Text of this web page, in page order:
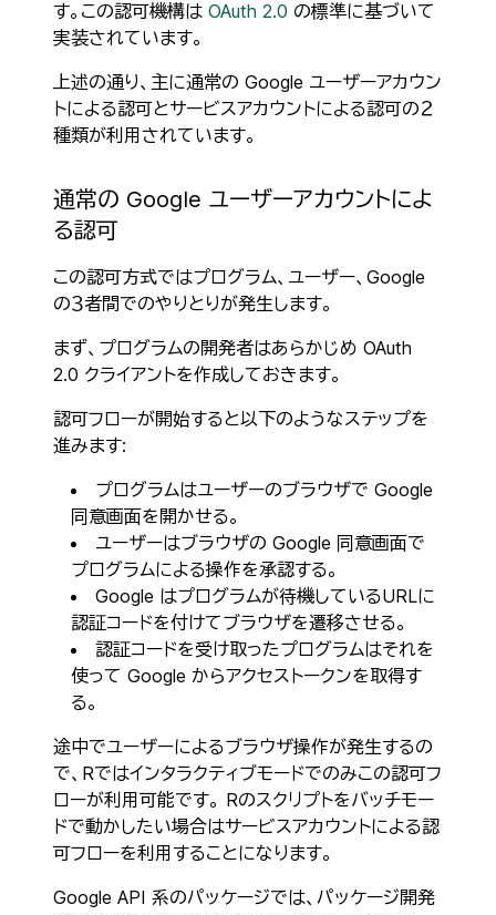
す。この認可機構は OAuth 2.0 の標準に基づいて
実装されています。
上述の通り、主に通常の Google ユーザーアカウン
トによる認可とサービスアカウントによる認可の２
種類が利用されています。
通常の Google ユーザーアカウントによ
る認可
この認可方式ではプログラム、ユーザー、Google
の３者間でのやりとりが発生します。
まず、プログラムの開発者はあらかじめ OAuth
2.0 クライアントを作成しておきます。
認可フローが開始すると以下のようなステップを
進みます:
プログラムはユーザーのブラウザで Google
同意画面を開かせる。
ユーザーはブラウザの Google 同意画面で
プログラムによる操作を承認する。
Google はプログラムが待機しているURLに
認証コードを付けてブラウザを遷移させる。
認証コードを受け取ったプログラムはそれを
使って Google からアクセストークンを取得す
る。
途中でユーザーによるブラウザ操作が発生するの
で、Rではインタラクティブモードでのみこの認可フ
ローが利用可能です。 Rのスクリプトをバッチモー
ドで動かしたい場合はサービスアカウントによる認
可フローを利用することになります。
Google API 系のパッケージでは、パッケージ開発